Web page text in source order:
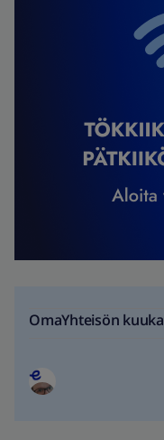
OmaYhteisön